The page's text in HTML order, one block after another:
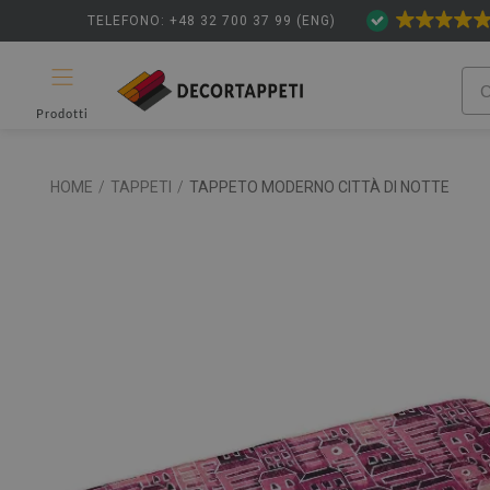
TELEFONO: +48 32 700 37 99 (ENG)
Prodotti
HOME / TAPPETI / TAPPETO MODERNO CITTÀ DI NOTTE